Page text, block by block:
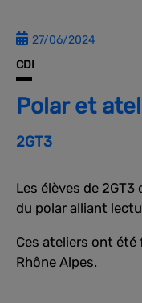
27/06/2024
CDI
Polar et
2GT3
Les élèves de
du polar alliant
Ces ateliers ont été
Rhône Alpes.